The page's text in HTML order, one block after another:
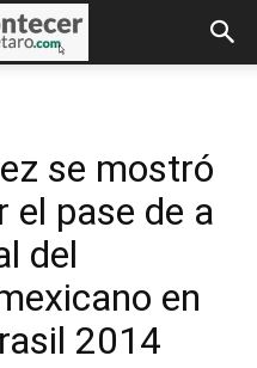
se mostró
el pase de a
del
en
2014